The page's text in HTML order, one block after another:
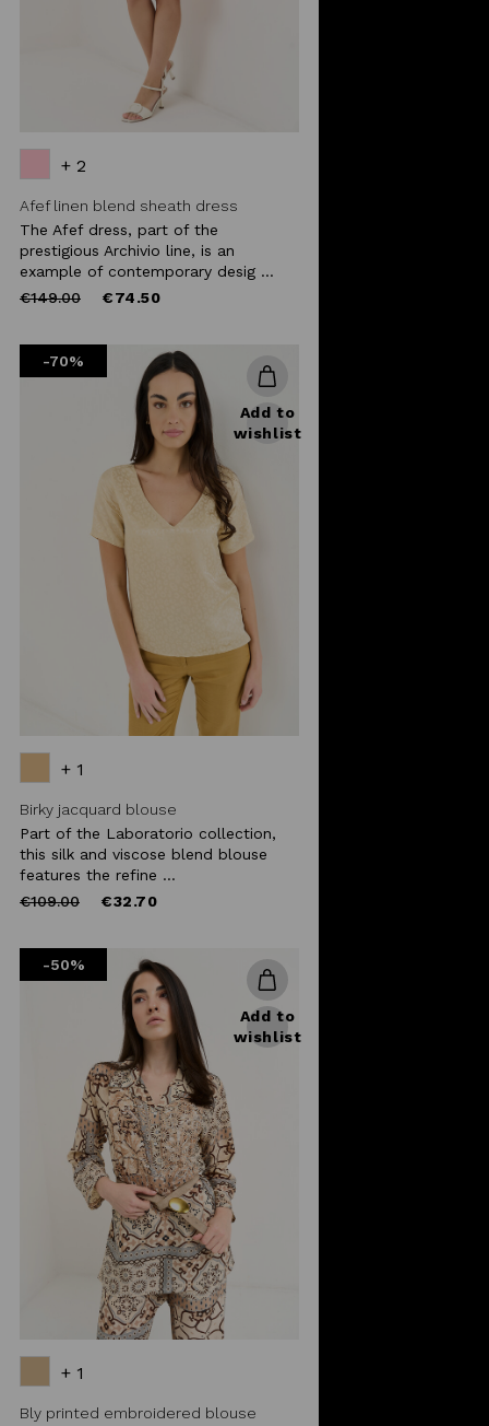
+ 2
Afef linen blend sheath dress
The Afef dress, part of the
prestigious Archivio line, is an
example of contemporary desig ...
Price
€149.00to €74.50
-70%
Add to
wishlist
+ 1
Birky jacquard blouse
Part of the Laboratorio collection,
this silk and viscose blend blouse
features the refine ...
Price
€109.00to €32.70
-50%
Add to
wishlist
+ 1
Bly printed embroidered blouse